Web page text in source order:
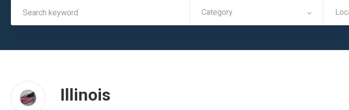
Category
Illinois